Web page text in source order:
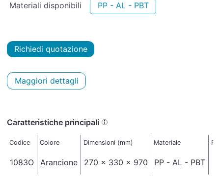
Materiali disponibili PP - AL - PBT
Richiedi quotazione
Maggiori dettagli
Caratteristiche principali
Codice Colore Dimensioni (mm) Materiale
1083O Arancione 270 x 330 x 970 PP - AL - PBT